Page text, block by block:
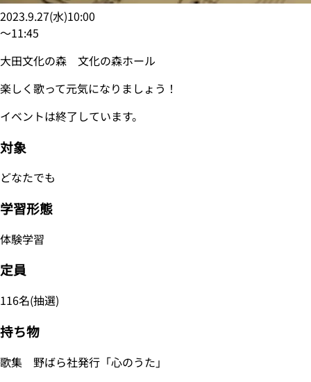
2023.9.27(水)10:00
〜11:45
大田文化の森 文化の森ホール
楽しく歌って元気になりましょう！
イベントは終了しています。
対象
どなたでも
学習形態
体験学習
定員
116名(抽選)
持ち物
歌集 野ばら社発行「心のうた」